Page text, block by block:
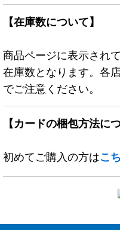
【在庫数について】
商品ページに表示され
在庫数となります。各
でご注意ください。
【カードの梱包方法に
初めてご購入の方はこ